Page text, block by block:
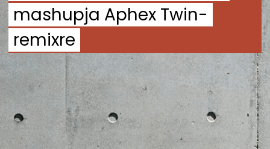
mashupja Aphex Twin-
remixre